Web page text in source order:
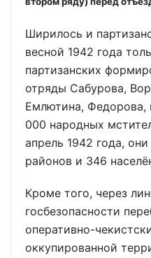
Ширилось и
весной 1942 года
партизанских
отряды Сабурова,
Емлютина, Федорова,
000 народных
апрель 1942 года,
районов и 346
Кроме того, через
госбезопасности
оперативно-
оккупированной